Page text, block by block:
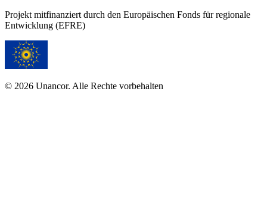
Projekt mitfinanziert durch den Europäischen Fonds für regionale
Entwicklung (EFRE)
© 2026 Unancor. Alle Rechte vorbehalten